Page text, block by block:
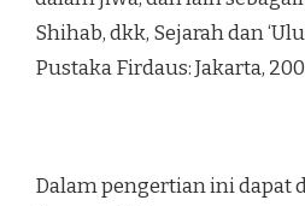
Shihab, dkk, Sejarah dan
Pustaka Firdaus: Jakarta,
Dalam pengertian ini dapat